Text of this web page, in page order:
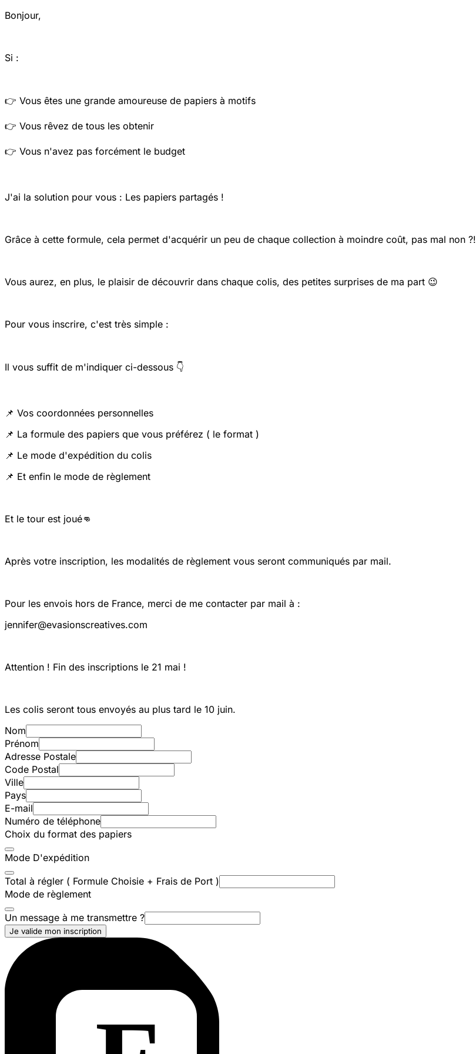
Bonjour,
Si :
👉 Vous êtes une grande amoureuse de papiers à motifs
👉 Vous rêvez de tous les obtenir
👉 Vous n'avez pas forcément le budget
J'ai la solution pour vous : Les papiers partagés !
Grâce à cette formule, cela permet d'acquérir un peu de chaque collection à moindre coût, pas mal non ?!
Vous aurez, en plus, le plaisir de découvrir dans chaque colis, des petites surprises de ma part 😉
Pour vous inscrire, c'est très simple :
Il vous suffit de m'indiquer ci-dessous 👇
📌 Vos coordonnées personnelles
📌 La formule des papiers que vous préférez ( le format )
📌 Le mode d'expédition du colis
📌 Et enfin le mode de règlement
Et le tour est joué👊
Après votre inscription, les modalités de règlement vous seront communiqués par mail.
Pour les envois hors de France, merci de me contacter par mail à :
jennifer@evasionscreatives.com
Attention ! Fin des inscriptions le 21 mai !
Les colis seront tous envoyés au plus tard le 10 juin.
Nom
Prénom
Adresse Postale
Code Postal
Ville
Pays
E-mail
Numéro de téléphone
Choix du format des papiers
Mode D'expédition
Total à régler ( Formule Choisie + Frais de Port )
Mode de règlement
Un message à me transmettre ?
Je valide mon inscription